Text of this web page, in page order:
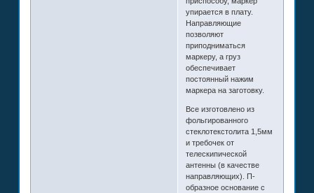
упирается в плату.
Направляющие
позволяют
приподниматься
маркеру, а груз
обеспечивает
постоянный нажим
маркера на заготовку.
Все изготовлено из
фольгированного
стеклотекстолита 1,5мм
и требочек от
телескипической
антенны (в качестве
направляющих). П-
образное основание с